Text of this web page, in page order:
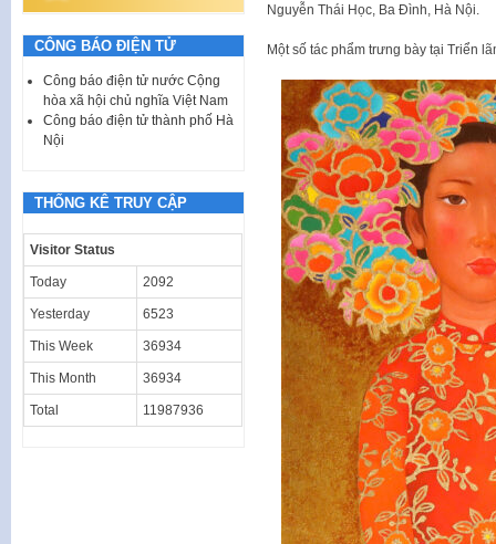
Nguyễn Thái Học, Ba Đình, Hà Nội.
Một số tác phẩm trưng bày tại Triển
CÔNG BÁO ĐIỆN TỬ
Công báo điện tử nước Cộng
hòa xã hội chủ nghĩa Việt Nam
Công báo điện tử thành phố Hà
Nội
THỐNG KÊ TRUY CẬP
Visitor Status
Today 2092
Yesterday 6523
This Week 36934
This Month 36934
Total 11987936